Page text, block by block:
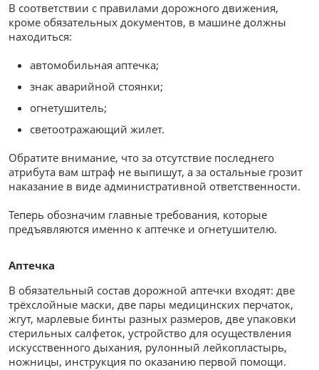
В соответствии с правилами дорожного движения,
кроме обязательных документов, в машине должны
находиться:
автомобильная аптечка;
знак аварийной стоянки;
огнетушитель;
светоотражающий жилет.
Обратите внимание, что за отсутствие последнего
атрибута вам штраф не выпишут, а за остальные грозит
наказание в виде административной ответственности.
Теперь обозначим главные требования, которые
предъявляются именно к аптечке и огнетушителю.
Аптечка
В обязательный состав дорожной аптечки входят: две
трёхслойные маски, две пары медицинских перчаток,
жгут, марлевые бинты разных размеров, две упаковки
стерильных салфеток, устройство для осуществления
искусственного дыхания, рулонный лейкопластырь,
ножницы, инструкция по оказанию первой помощи.